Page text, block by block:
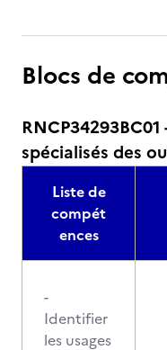
Blocs de
spécialisés des
Liste de
compét
ences
-
Identifier
les usages